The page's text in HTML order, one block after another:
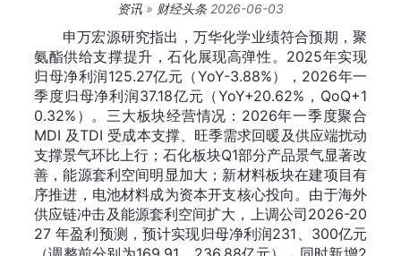
资讯 » 财经头条2026-06-03
申万宏源研究指出，万华化学业绩符合预期，聚
氨酯供给支撑提升，石化展现高弹性。2025年实现
归母净利润125.27亿元（YoY-3.88%），2026年一
季度归母净利润37.18亿元（YoY+20.62%，QoQ+1
0.32%）。三大板块经营情况：2026年一季度聚合
MDI 及TDI 受成本支撑、旺季需求回暖及供应端扰动
支撑景气环比上行；石化板块Q1部分产品景气显著改
善，能源套利空间明显加大；新材料板块在建项目有
序推进，电池材料成为资本开支核心投向。由于海外
供应链冲击及能源套利空间扩大，上调公司2026-20
27 年盈利预测，预计实现归母净利润231、300亿元